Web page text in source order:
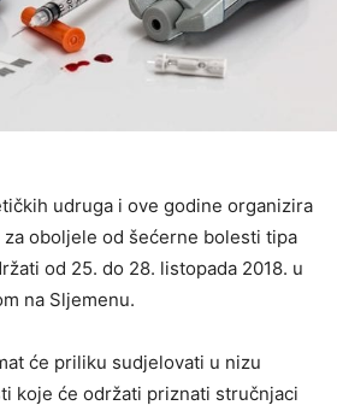
udruga i ove godine organizira
oboljele od šećerne bolesti tipa
od 25. do 28. listopada 2018. u
na Sljemenu.
će priliku sudjelovati u nizu
koje će održati priznati stručnjaci